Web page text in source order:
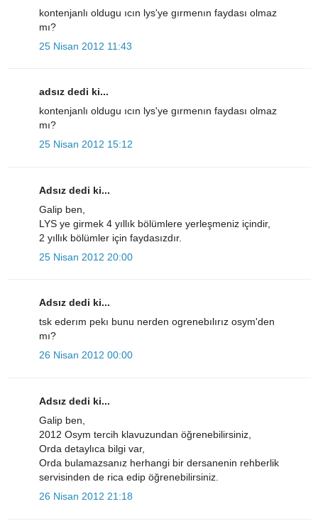
kontenjanlı oldugu ıcın lys'ye gırmenın faydası olmaz
mı?
25 Nisan 2012 11:43
adsız dedi ki...
kontenjanlı oldugu ıcın lys'ye gırmenın faydası olmaz
mı?
25 Nisan 2012 15:12
Adsız dedi ki...
Galip ben,
LYS ye girmek 4 yıllık bölümlere yerleşmeniz içindir,
2 yıllık bölümler için faydasızdır.
25 Nisan 2012 20:00
Adsız dedi ki...
tsk ederım pekı bunu nerden ogrenebılırız osym'den
mı?
26 Nisan 2012 00:00
Adsız dedi ki...
Galip ben,
2012 Osym tercih klavuzundan öğrenebilirsiniz,
Orda detaylıca bilgi var,
Orda bulamazsanız herhangi bir dersanenin rehberlik
servisinden de rica edip öğrenebilirsiniz.
26 Nisan 2012 21:18